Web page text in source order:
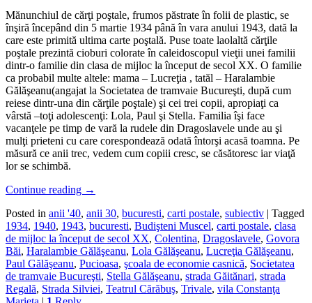
Mănunchiul de cărţi poştale, frumos păstrate în folii de plastic, se
înşiră începând din 5 martie 1934 până în vara anului 1943, dată la
care este primită ultima carte poştală. Puse toate laolaltă cărţile
poştale prezintă cioburi colorate în caleidoscopul vieţii unei familii
dintr-o familie din clasa de mijloc la început de secol XX. O familie
ca probabil multe altele: mama – Lucreţia , tatăl – Haralambie
Gălăşeanu(angajat la Societatea de tramvaie Bucureşti, după cum
reiese dintr-una din cărţile poştale) şi cei trei copii, apropiaţi ca
vârstă –toţi adolescenţi: Lola, Paul şi Stella. Familia îşi face
vacanţele pe timp de vară la rudele din Dragoslavele unde au şi
mulţi prieteni cu care corespondează odată întorşi acasă toamna. Pe
măsură ce anii trec, vedem cum copiii cresc, se căsătoresc iar viaţă
lor se schimbă.
Continue reading →
Posted in anii '40, anii 30, bucuresti, carti postale, subiectiv | Tagged
1934, 1940, 1943, bucuresti, Budişteni Muscel, carti postale, clasa
de mijloc la început de secol XX, Colentina, Dragoslavele, Govora
Băi, Haralambie Gălăşeanu, Lola Gălăşeanu, Lucreţia Gălăşeanu,
Paul Gălăşeanu, Pucioasa, şcoala de economie casnică, Societatea
de tramvaie Bucureşti, Stella Gălăşeanu, strada Găitănari, strada
Regală, Strada Silviei, Teatrul Cărăbuş, Trivale, vila Constanţa